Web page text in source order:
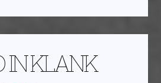
IN KLANK